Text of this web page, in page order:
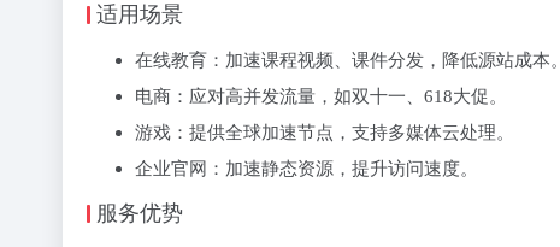
适用场景
‌在线教育‌：加速课程视频、课件分发，降低源站成本。
‌电商‌：应对高并发流量，如双十一、618大促。
‌游戏‌：提供全球加速节点，支持多媒体云处理。
‌企业官网‌：加速静态资源，提升访问速度。
服务优势